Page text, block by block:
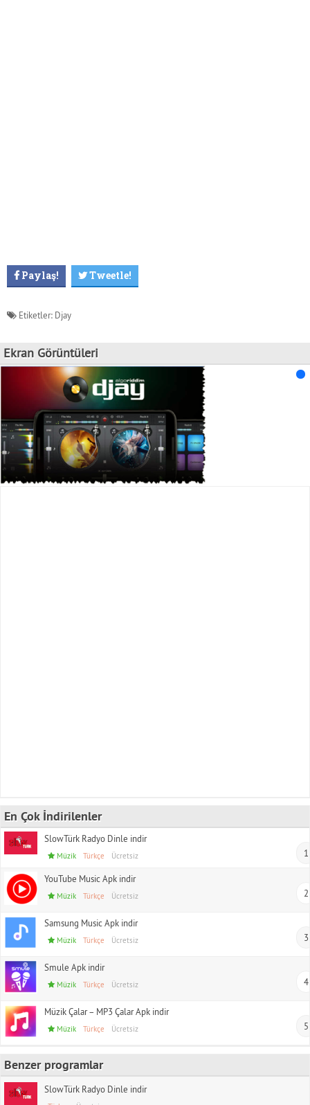
Paylaş! Tweetle!
Etiketler: Djay
Ekran Görüntüleri
En Çok İndirilenler
SlowTürk Radyo Dinle indir
Müzik Türkçe Ücretsiz 1
YouTube Music Apk indir
Müzik Türkçe Ücretsiz 2
Samsung Music Apk indir
Müzik Türkçe Ücretsiz 3
Smule Apk indir
Müzik Türkçe Ücretsiz 4
Müzik Çalar – MP3 Çalar Apk indir
Müzik Türkçe Ücretsiz 5
Benzer programlar
SlowTürk Radyo Dinle indir